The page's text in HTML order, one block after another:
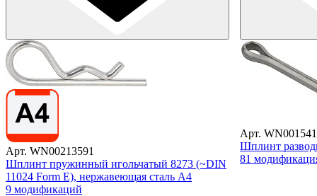
Арт. WN00213591
Шплинт пружинный игольчатый 8273 (~DIN
11024 Form E), нержавеющая сталь А4
9 модификаций
Арт.
Шплинт
81